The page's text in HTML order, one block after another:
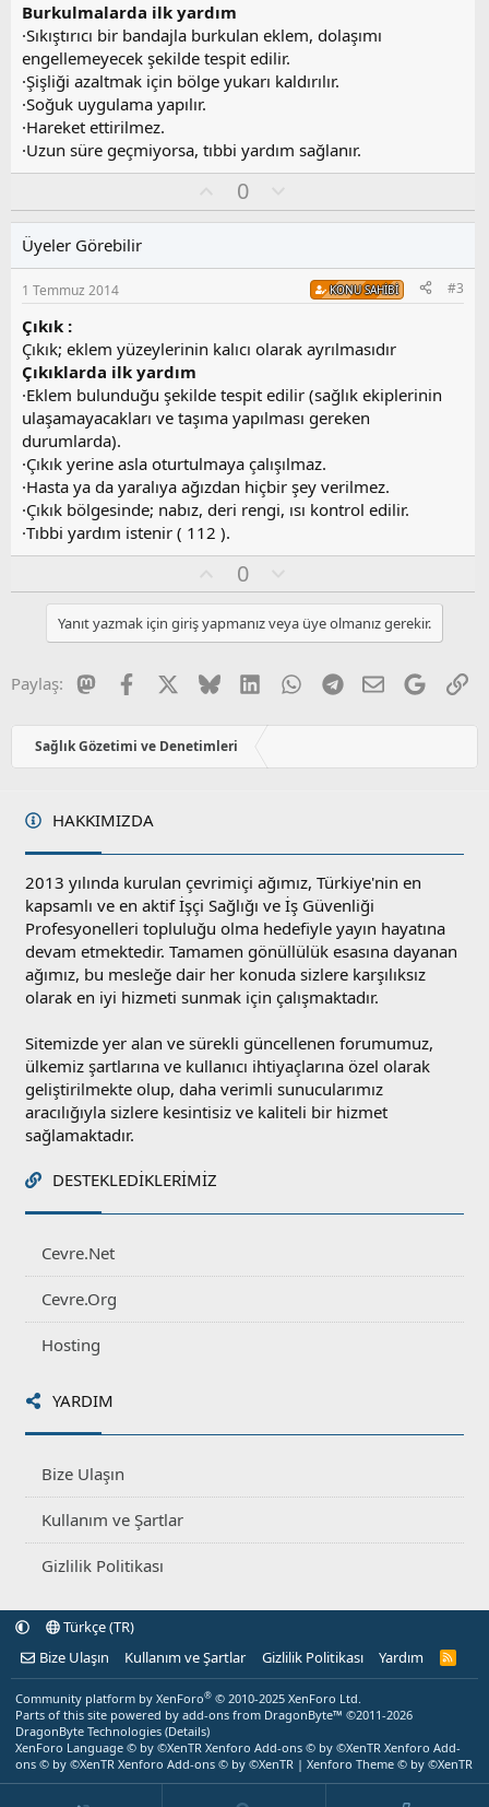
Burkulmalarda ilk yardım
·Sıkıştırıcı bir bandajla burkulan eklem, dolaşımı
engellemeyecek şekilde tespit edilir.
·Şişliği azaltmak için bölge yukarı kaldırılır.
·Soğuk uygulama yapılır.
·Hareket ettirilmez.
·Uzun süre geçmiyorsa, tıbbi yardım sağlanır.
y
0
l
s
u
o
y
l
a
Üyeler Görebilir
1 Temmuz 2014 KONU SAHIBI #3
Çıkık :
Çıkık; eklem yüzeylerinin kalıcı olarak ayrılmasıdır
Çıkıklarda ilk yardım
·Eklem bulunduğu şekilde tespit edilir (sağlık ekiplerinin
ulaşamayacakları ve taşıma yapılması gereken
durumlarda).
·Çıkık yerine asla oturtulmaya çalışılmaz.
·Hasta ya da yaralıya ağızdan hiçbir şey verilmez.
·Çıkık bölgesinde; nabız, deri rengi, ısı kontrol edilir.
·Tıbbi yardım istenir ( 112 ).
y
l
a
0
l
u
m
u
z
o
l
Yanıt yazmak için giriş yapmanız veya üye olmanız gerekir.
Paylaş: MastodonFacebook BlueskyLinkedInWhatsAppTelegram
E-postaGoogle
Sağlık Gözetimi ve Denetimleri
HAKKIMIZDA
2013 yılında kurulan çevrimiçi ağımız, Türkiye'nin en
kapsamlı ve en aktif İşçi Sağlığı ve İş Güvenliği
Profesyonelleri topluluğu olma hedefiyle yayın hayatına
devam etmektedir. Tamamen gönüllülük esasına dayanan
ağımız, bu mesleğe dair her konuda sizlere karşılıksız
olarak en iyi hizmeti sunmak için çalışmaktadır.
Sitemizde yer alan ve sürekli güncellenen forumumuz,
ülkemiz şartlarına ve kullanıcı ihtiyaçlarına özel olarak
geliştirilmekte olup, daha verimli sunucularımız
aracılığıyla sizlere kesintisiz ve kaliteli bir hizmet
sağlamaktadır.
DESTEKLEDIKLERIMIZ
Cevre.Net
Cevre.Org
Hosting
YARDIM
Bize Ulaşın
Kullanım ve Şartlar
Gizlilik Politikası
Türkçe (TR)
Bize Ulaşın
Kullanım ve Şartlar Gizlilik Politikası Yardım
R
Community platform by XenForo® © 2010-2025 XenForo Ltd.
Parts of this site powered by add-ons from DragonByte™ ©2011-2026
DragonByte Technologies (Details)
XenForo Language © by ©XenTR Xenforo Add-ons © by ©XenTR Xenforo Add-
ons © by ©XenTR Xenforo Add-ons © by ©XenTR | Xenforo Theme © by ©XenTR